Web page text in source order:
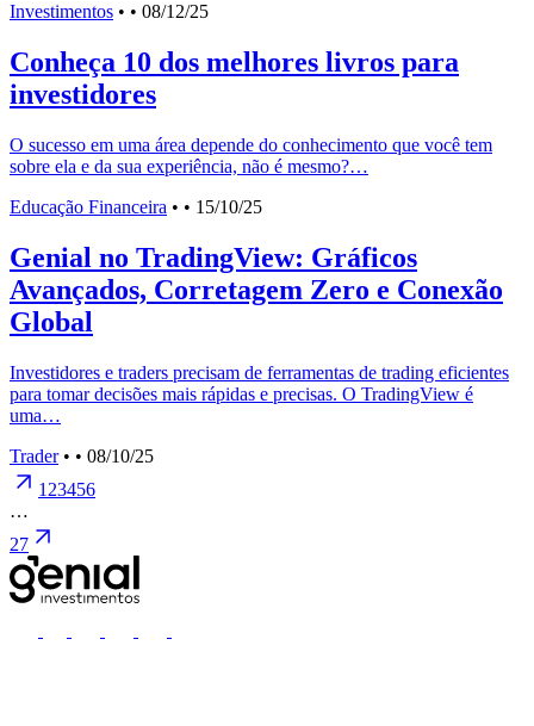
Investimentos • • 08/12/25
Conheça 10 dos melhores livros para
investidores
O sucesso em uma área depende do conhecimento que você tem
sobre ela e da sua experiência, não é mesmo?…
Educação Financeira • • 15/10/25
Genial no TradingView: Gráficos
Avançados, Corretagem Zero e Conexão
Global
Investidores e traders precisam de ferramentas de trading eficientes
para tomar decisões mais rápidas e precisas. O TradingView é
uma…
Trader• • 08/10/25
1 23456
…
27